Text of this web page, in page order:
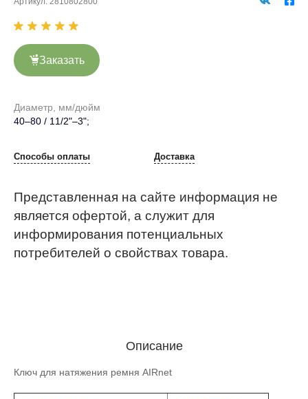
Заказать
Диаметр, мм/дюйм
40–80 / 11/2"–3";
Способы оплаты Доставка
Представленная на сайте информация не
является офертой, а служит для
информирования потенциальных
потребителей о свойствах товара.
Описание
Ключ для натяжения ремня AIRnet